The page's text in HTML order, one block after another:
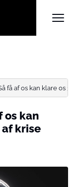
få af os kan klare os 3...
os kan
krise